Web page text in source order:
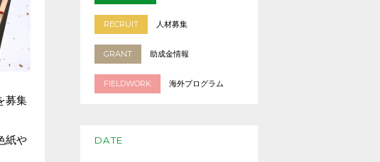
募集
紙や
RECRUIT 人材募集
GRANT 助成金情報
FIELDWORK 海外プログラム
DATE